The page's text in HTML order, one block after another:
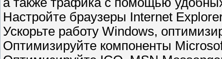
Настройте браузеры Internet
Ускорьте работу Windows,
Оптимизируйте компоненты